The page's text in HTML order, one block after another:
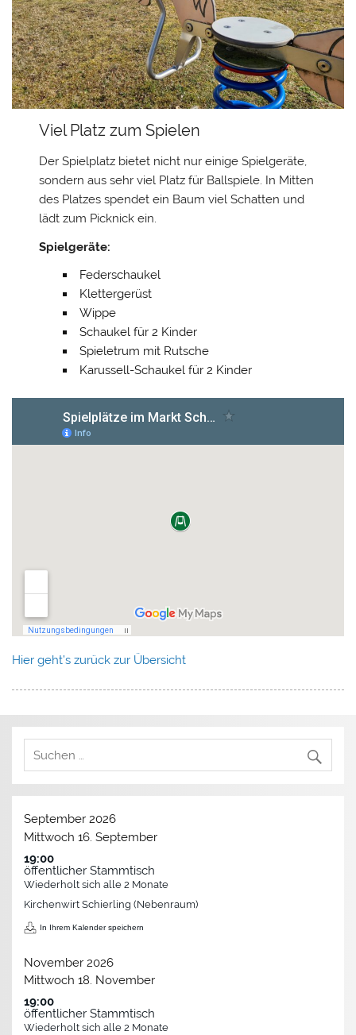
Viel Platz zum Spielen
Der Spielplatz bietet nicht nur einige Spielgeräte,
sondern aus sehr viel Platz für Ballspiele. In Mitten
des Platzes spendet ein Baum viel Schatten und
lädt zum Picknick ein.
Spielgeräte:
Federschaukel
Klettergerüst
Wippe
Schaukel für 2 Kinder
Spieletrum mit Rutsche
Karussell-Schaukel für 2 Kinder
Hier geht’s zurück zur Übersicht
September 2026
Mittwoch 16. September
19:00
öffentlicher Stammtisch
Wiederholt sich alle 2 Monate
Kirchenwirt Schierling (Nebenraum)
In Ihrem Kalender speichern
November 2026
Mittwoch 18. November
19:00
öffentlicher Stammtisch
Wiederholt sich alle 2 Monate